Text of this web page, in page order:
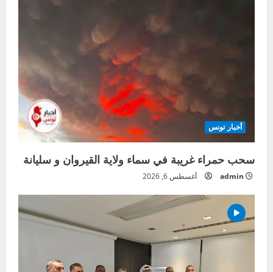
أخبار تونس
سحب حمراء غريبة في سماء ولاية القيروان و سليانة
admin أغسطس 6, 2026